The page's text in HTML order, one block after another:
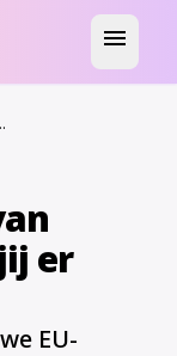
menu
ben jij er klaar voor?
er
EU-